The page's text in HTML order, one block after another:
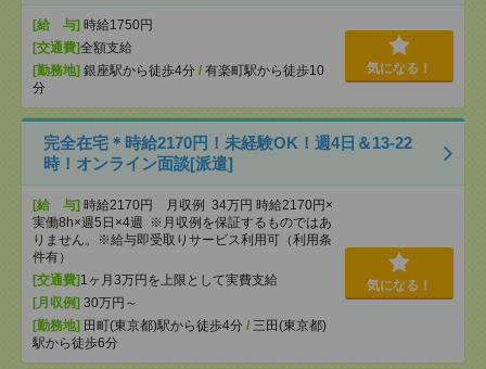
[給 与] 時給1750円
[交通費]全額支給
[勤務地] 銀座駅から徒歩4分 / 有楽町駅から徒歩10
分
気になる！
完全在宅＊時給2170円！未経験OK！週4日＆13-22
時！オンライン面談[派遣]
[給 与] 時給2170円 月収例 34万円 時給2170円×
実働8h×週5日×4週 ※月収例を保証するものではあ
りません。※給与即受取りサービス利用可（利用条
件有）
[交通費] 1ヶ月3万円を上限として実費支給
[月収例] 30万円～
[勤務地] 田町(東京都)駅から徒歩4分 / 三田(東京都)
駅から徒歩6分
気になる！